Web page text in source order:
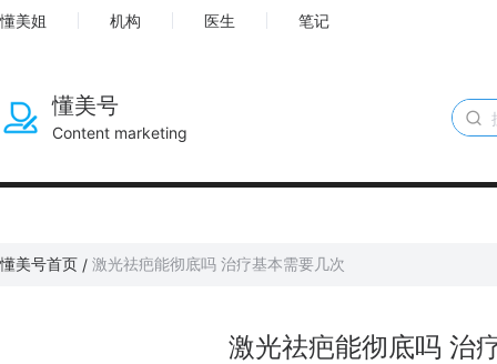
懂美姐 机构 医生 笔记
懂美号
Content marketing
懂美号首页 / 激光祛疤能彻底吗 治疗基本需要几次
激光祛疤能彻底吗 治